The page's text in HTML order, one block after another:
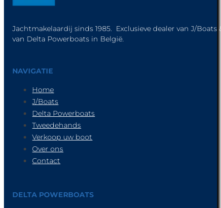
Jachtmakelaardij sinds 1985. Exclusieve dealer van J/Boats
van Delta Powerboats in België.
NAVIGATIE
Home
J/Boats
Delta Powerboats
Tweedehands
Verkoop uw boot
Over ons
Contact
DELTA POWERBOATS